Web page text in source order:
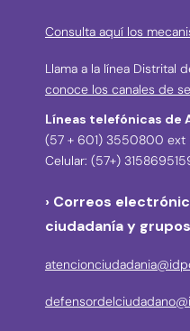
Consulta aquí los
Llama a la línea Distrital
conoce los canales de
Líneas telefónicas de
(57 + 601) 3550800
Celular: (57+)
› Correos
ciudadanía y